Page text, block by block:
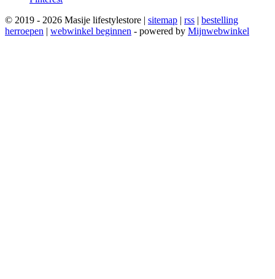
© 2019 - 2026 Masije lifestylestore | sitemap | rss | bestelling
herroepen | webwinkel beginnen - powered by Mijnwebwinkel